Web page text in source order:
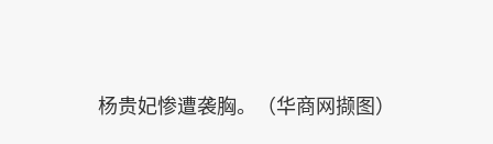
杨贵妃惨遭袭胸。（华商网撷图）